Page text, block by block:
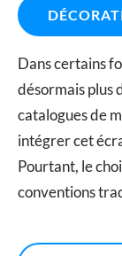
Dans certains
désormais plus
catalogues de
intégrer cet
Pourtant, le
conventions